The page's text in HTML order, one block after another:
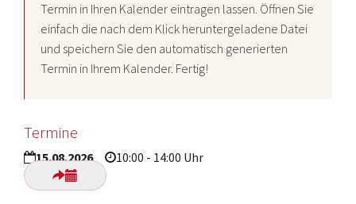
Termin in Ihren Kalender eintragen lassen. Öffnen Sie
einfach die nach dem Klick heruntergeladene Datei
und speichern Sie den automatisch generierten
Termin in Ihrem Kalender. Fertig!
Termine
15.08.2026 10:00 - 14:00 Uhr